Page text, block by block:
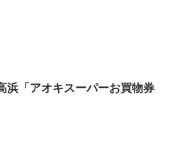
浜「アオキスーパーお買物券